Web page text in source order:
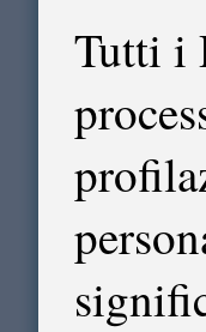
Tutti i